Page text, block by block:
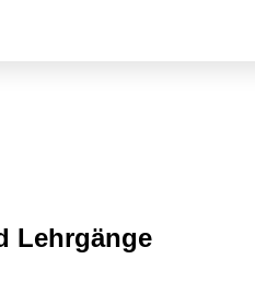
Lehrgänge